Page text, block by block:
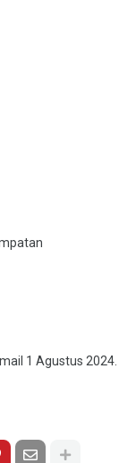
1 Agustus 2024.